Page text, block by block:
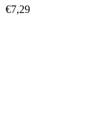
€7,29